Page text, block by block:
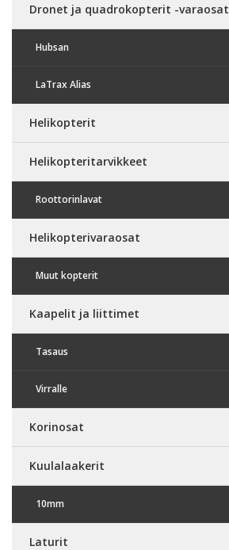
Dronet ja quadrokopterit -varaosat
Hubsan
LaTrax Alias
Helikopterit
Helikopteritarvikkeet
Roottorinlavat
Helikopterivaraosat
Muut kopterit
Kaapelit ja liittimet
Tasaus
Virralle
Korinosat
Kuulalaakerit
10mm
Laturit